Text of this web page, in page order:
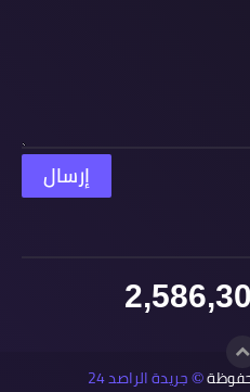
© جريدة الراصد 24